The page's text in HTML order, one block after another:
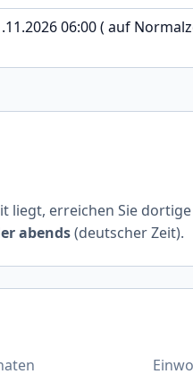
06:00 ( auf
liegt, erreichen Sie dortige
abends(deutscher Zeit).